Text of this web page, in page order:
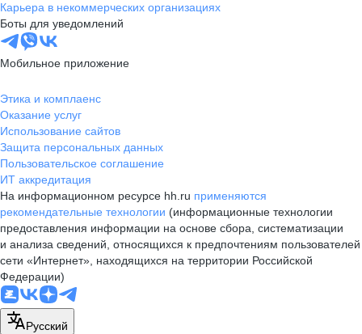
Карьера в некоммерческих организациях
Боты для уведомлений
Мобильное приложение
Этика и комплаенс
Оказание услуг
Использование сайтов
Защита персональных данных
Пользовательское соглашение
ИТ аккредитация
На информационном ресурсе hh.ru применяются
рекомендательные технологии (информационные технологии
предоставления информации на основе сбора, систематизации
и анализа сведений, относящихся к предпочтениям пользователей
сети «Интернет», находящихся на территории Российской
Федерации)
Русский